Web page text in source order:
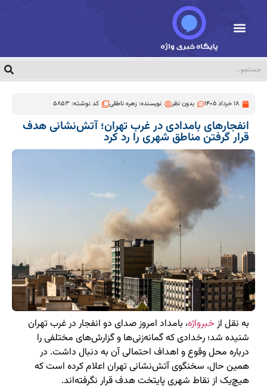
18 خرداد 1405 بدون نظر نویسنده:زهره ناطقی کد نوشته: 5853
انفجارهای بامدادی در غرب تهران؛ آتش‌نشانی هدف
قرار گرفتن مناطق شهری را رد کرد
به نقل از خبرواژه، بامداد امروز صدای دو انفجار در غرب تهران
شنیده شد؛ رخدادی که گمانه‌زنی‌ها و گزارش‌های مختلفی را
درباره محل وقوع و اهداف احتمالی آن به دنبال داشت. در
همین حال، سخنگوی آتش‌نشانی تهران اعلام کرده است که
هیچ‌یک از نقاط شهری پایتخت هدف قرار نگرفته‌اند.